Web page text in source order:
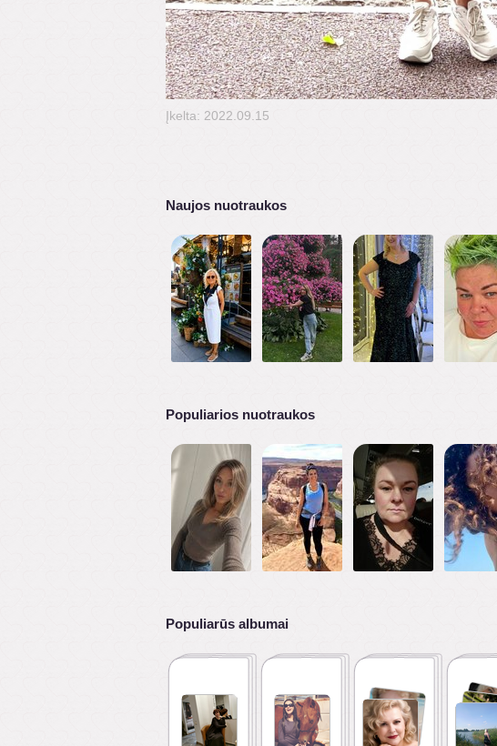
Įkelta: 2022.09.15
Naujos nuotraukos
Populiarios nuotraukos
Populiarūs albumai